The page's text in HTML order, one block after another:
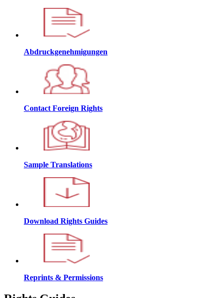
Abdruckgenehmigungen
Contact Foreign Rights
Sample Translations
Download Rights Guides
Reprints & Permissions